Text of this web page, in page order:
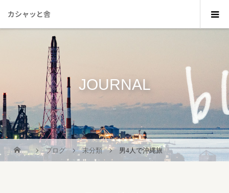
カシャッと舎
JOURNAL
_
ブログ 未分類 男4人で沖縄旅